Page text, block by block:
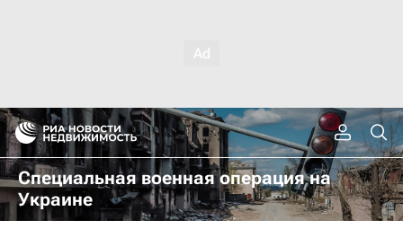
Специальная военная операция на
Украине